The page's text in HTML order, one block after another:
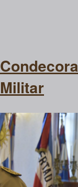
Militar